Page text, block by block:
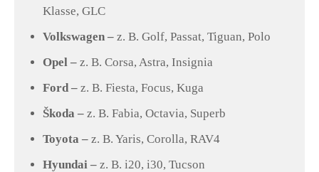
Klasse, GLC
Volkswagen – z. B. Golf, Passat, Tiguan, Polo
Opel – z. B. Corsa, Astra, Insignia
Ford – z. B. Fiesta, Focus, Kuga
Škoda – z. B. Fabia, Octavia, Superb
Toyota – z. B. Yaris, Corolla, RAV4
Hyundai – z. B. i20, i30, Tucson